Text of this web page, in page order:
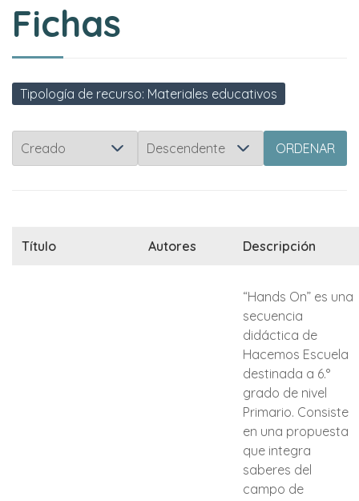
Fichas
Tipología de recurso: Materiales educativos
ORDENAR
Título Autores Descripción
“Hands On” es una
secuencia
didáctica de
Hacemos Escuela
destinada a 6.°
grado de nivel
Primario. Consiste
en una propuesta
que integra
saberes del
campo de